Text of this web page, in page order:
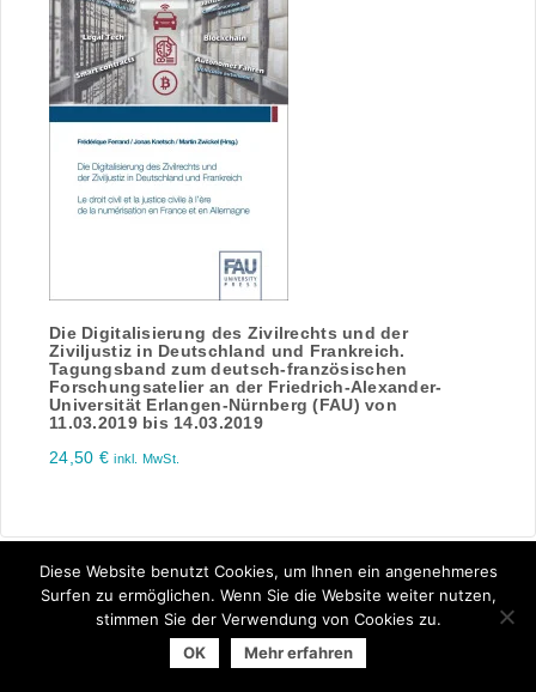
Die Digitalisierung des Zivilrechts und der
Ziviljustiz in Deutschland und Frankreich.
Tagungsband zum deutsch-französischen
Forschungsatelier an der Friedrich-Alexander-
Universität Erlangen-Nürnberg (FAU) von
11.03.2019 bis 14.03.2019
24,50 € inkl. MwSt.
© 2026 Arbeitsgemeinschaft der Universitätsverlage | powered
|Impressum|Datenschutzhinweise
Diese Website benutzt Cookies, um Ihnen ein angenehmeres
Surfen zu ermöglichen. Wenn Sie die Website weiter nutzen,
stimmen Sie der Verwendung von Cookies zu.
OK
Mehr erfahren